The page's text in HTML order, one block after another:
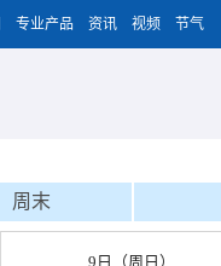
专业产品 资讯 视频 节气
周末
9日（周日）